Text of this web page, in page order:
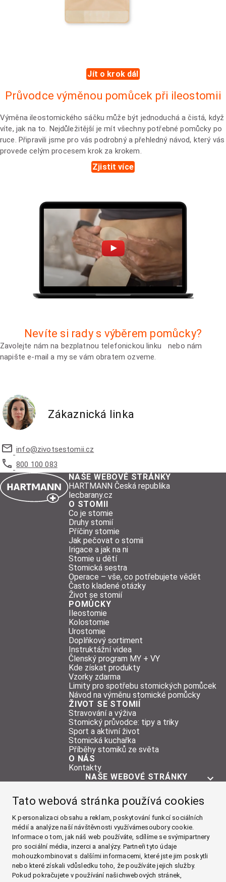
Tato webová stránka používá cookies
K personalizaci obsahu a reklam, poskytování funkcí sociálních
médií a analýze naší návštěvnosti využívámesoubory cookie.
Informace o tom, jak náš web používáte, sdílíme se svýmipartnery
pro sociální média, inzerci a analýzy. Partneři tyto údaje
mohouzkombinovat s dalšími informacemi, které jste jim poskytli
nebo které získali vdůsledku toho, že používáte jejich služby.
Pokud pokračujete v používání našichwebových stránek,
Jít o krok dál
Průvodce výměnou pomůcek při ileostomii
Výměna ileostomického sáčku může být jednoduchá a čistá, když
víte, jak na to. Nejdůležitější je mít všechny potřebné pomůcky po
ruce. Připravili jsme pro vás podrobný a přehledný návod, který vás
provede celým procesem krok za krokem.
Zjistit více
Nevíte si rady s výběrem pomůcky?
Zavolejte nám na bezplatnou telefonickou linku nebo nám
napište e-mail a my se vám obratem ozveme.
Zákaznická linka
info@zivotsestomii.cz
800 100 083
NAŠE WEBOVÉ STRÁNKY
HARTMANN Česká republika
lecbarany.cz
O STOMII
Co je stomie
Druhy stomií
Příčiny stomie
Jak pečovat o stomii
Irigace a jak na ni
Stomie u dětí
Stomická sestra
Operace – vše, co potřebujete vědět
Často kladené otázky
Život se stomií
POMŮCKY
Ileostomie
Kolostomie
Urostomie
Doplňkový sortiment
Instruktážní videa
Členský program MY + VY
Kde získat produkty
Vzorky zdarma
Limity pro spotřebu stomických pomůcek
Návod na výměnu stomické pomůcky
ŽIVOT SE STOMIÍ
Stravování a výživa
Stomický průvodce: tipy a triky
Sport a aktivní život
Stomická kuchařka
Příběhy stomiků ze světa
O NÁS
Kontakty
NAŠE WEBOVÉ STRÁNKY
POMŮCKY
ŽIVOT SE STOMIÍ
O NÁS
Facebook
Instagram